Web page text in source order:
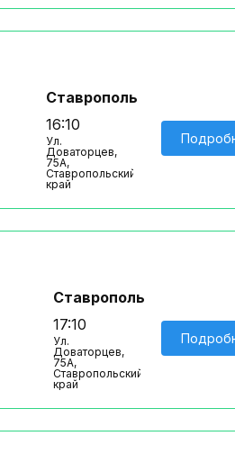
Ставрополь
16:10
Ул.
Доваторцев,
75А,
Ставропольский
край
Ставрополь
17:10
Ул.
Доваторцев,
75А,
Ставропольский
край